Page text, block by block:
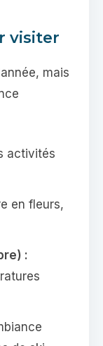
visiter
mais
activités
en fleurs,
: